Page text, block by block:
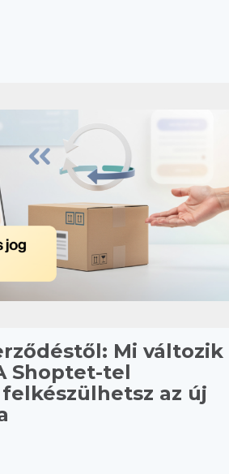
Mi változik
Shoptet-tel
az új